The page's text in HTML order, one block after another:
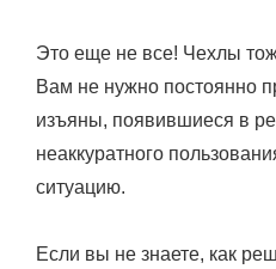
Это еще не все! Чехлы
Вам не нужно постоянно
изъяны, появившиеся в
неаккуратного
ситуацию.
Если вы не знаете, как